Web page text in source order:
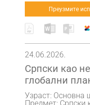
Преузмите
24.06.2026.
Српски као
глобални
Узраст: Основна
Предмет: Српски